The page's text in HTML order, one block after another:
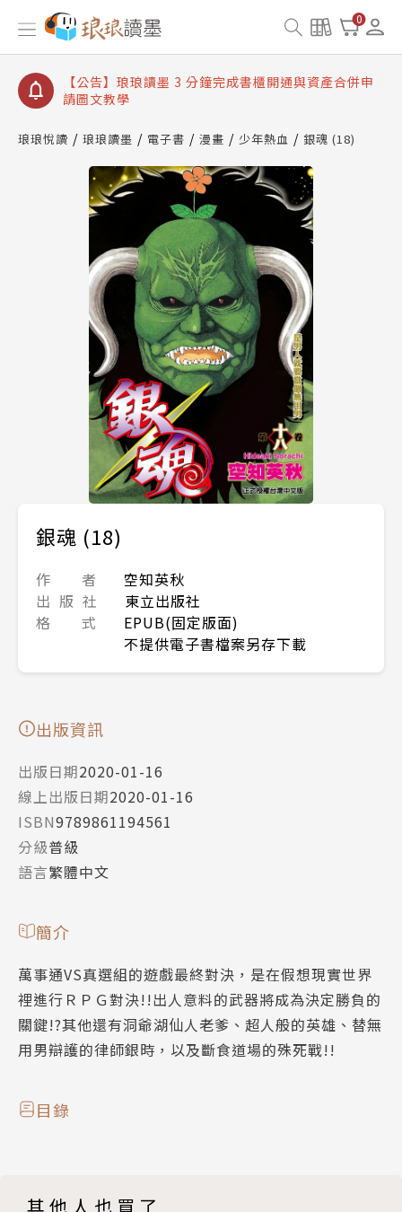
0
【公告】琅琅讀墨數位閱讀資產合併與書櫃開通申請
【公告】琅琅讀墨書櫃開通常見問題
【公告】琅琅讀墨 3 分鐘完成書櫃開通與資產合併申
請圖文教學
查詢
【公告】琅琅讀墨數位閱讀資產合併與書櫃開通申請
琅琅悅讀 琅琅讀墨 電子書 漫畫 少年熱血 銀魂 (18)
銀魂 (18)
作 者
空知英秋
出 版 社
東立出版社
格 式
EPUB(固定版面)
不提供電子書檔案另存下載
出版資訊
出版日期2020-01-16
線上出版日期2020-01-16
ISBN9789861194561
分級普級
語言繁體中文
簡介
萬事通VS真選組的遊戲最終對決，是在假想現實世界
裡進行ＲＰＧ對決!!出人意料的武器將成為決定勝負的
關鍵!?其他還有洞爺湖仙人老爹、超人般的英雄、替無
用男辯護的律師銀時，以及斷食道場的殊死戰!!
目錄
其他人也買了